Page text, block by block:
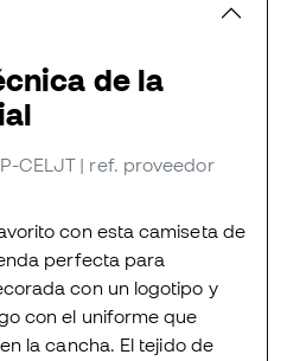
de la
CELJT | ref. proveedor
con esta camiseta de
perfecta para
con un logotipo y
con el uniforme que
la cancha. El tejido de